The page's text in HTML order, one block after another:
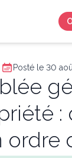
Posté le 30
:
ordre